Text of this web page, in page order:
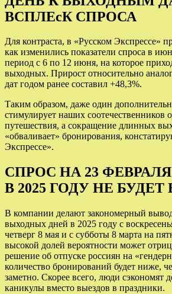
ВСПЛЕсК СПРОСА
Для контраста, в «Русском Экспрессе»
как изменились показатели спроса в
период с 6 по 12 июня, на которое
выходных. Прирост относительно
дат годом ранее составил +48,3%.
Таким образом, даже один
стимулирует наших соотечественников
путешествия, а сокращение длинных
«обваливает» бронирования,
Экспрессе».
СПРОС НА 23
В 2025 ГОДУ НЕ
В компании делают закономерный
выходных дней в 2025 году с
четверг 8 мая и с субботы 8 марта на
высокой долей вероятности может
решение об отпуске россиян на
количество бронирований будет ниже,
заметно. Скорее всего, люди сэкономят
каникулы вместо выездов в праздники.